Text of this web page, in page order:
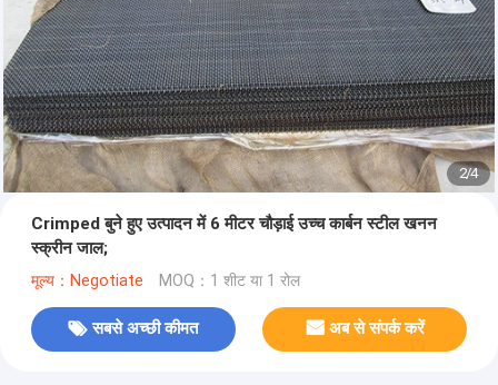
2/4
Crimped बुने हुए उत्पादन में 6 मीटर चौड़ाई उच्च कार्बन स्टील खनन
स्क्रीन जाल;
मूल्य：Negotiate MOQ：1 शीट या 1 रोल
सबसे अच्छी कीमत अब से संपर्क करें